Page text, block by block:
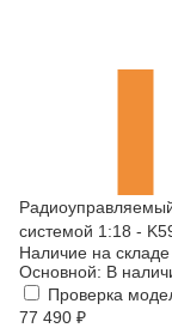
системой 1:18 -
Наличие на складе
Основной: В
Проверка
77 490 ₽